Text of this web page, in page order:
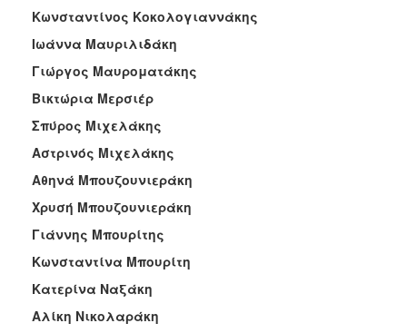
Κωνσταντίνος Κοκολογιαννάκης
Ιωάννα Μαυριλιδάκη
Γιώργος Μαυροματάκης
Βικτώρια Μερσιέρ
Σπύρος Μιχελάκης
Αστρινός Μιχελάκης
Αθηνά Μπουζουνιεράκη
Χρυσή Μπουζουνιεράκη
Γιάννης Μπουρίτης
Κωνσταντίνα Μπουρίτη
Κατερίνα Ναξάκη
Αλίκη Νικολαράκη